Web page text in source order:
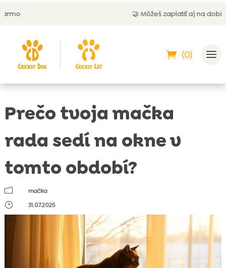
🤝 Môžeš zaplatiť aj na dobierku
(0)
Prečo tvoja mačka
rada sedí na okne v
tomto období?
m
mačka
}
31.07.2025